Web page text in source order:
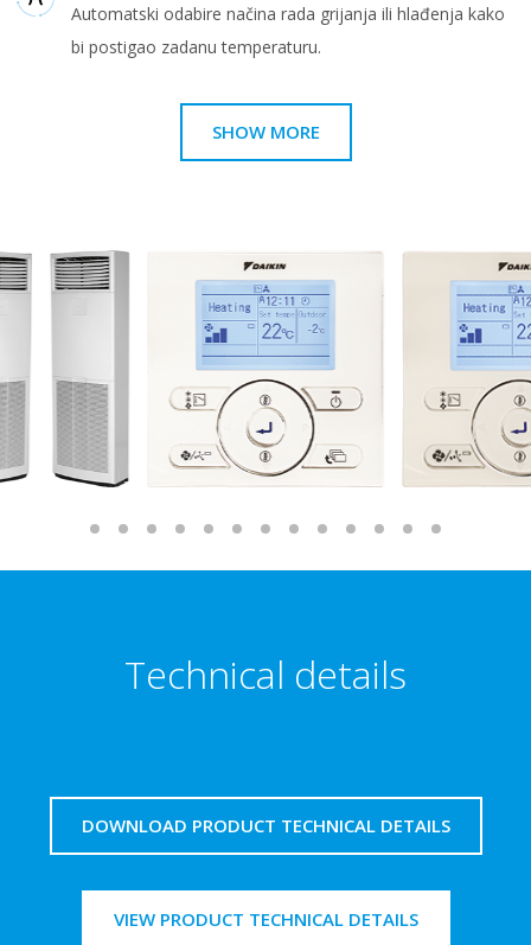
Automatski odabire načina rada grijanja ili hlađenja kako
bi postigao zadanu temperaturu.
SHOW MORE
Technical details
DOWNLOAD PRODUCT TECHNICAL DETAILS
VIEW PRODUCT TECHNICAL DETAILS